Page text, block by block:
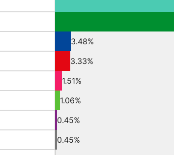
3.48%
3.33%
1.51%
1.06%
0.45%
0.45%